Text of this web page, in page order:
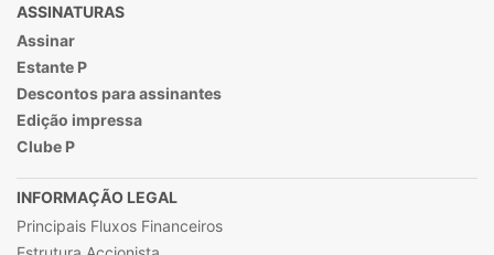
ASSINATURAS
Assinar
Estante P
Descontos para assinantes
Edição impressa
Clube P
INFORMAÇÃO LEGAL
Principais Fluxos Financeiros